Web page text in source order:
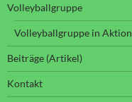
Volleyballgruppe
Volleyballgruppe in Aktion
Beiträge (Artikel)
Kontakt